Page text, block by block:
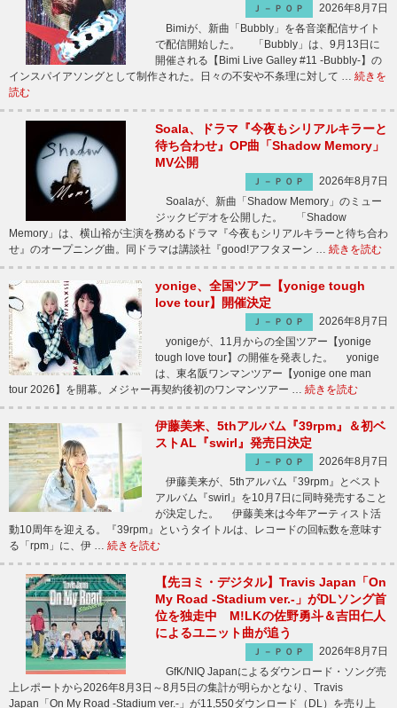
Ｊ－ＰＯＰ
2026年8月7日
Bimiが、新曲「Bubbly」を各音楽配信サイト
で配信開始した。 「Bubbly」は、9月13日に
開催される【Bimi Live Galley #11 -Bubbly-】の
インスパイアソングとして制作された。日々の不安や不条理に対して … 続きを
読む
Soala、ドラマ『今夜もシリアルキラーと
待ち合わせ』OP曲「Shadow Memory」
MV公開
Ｊ－ＰＯＰ
2026年8月7日
Soalaが、新曲「Shadow Memory」のミュー
ジックビデオを公開した。 「Shadow
Memory」は、横山裕が主演を務めるドラマ『今夜もシリアルキラーと待ち合わ
せ』のオープニング曲。同ドラマは講談社『good!アフタヌーン … 続きを読む
yonige、全国ツアー【yonige tough
love tour】開催決定
Ｊ－ＰＯＰ
2026年8月7日
yonigeが、11月からの全国ツアー【yonige
tough love tour】の開催を発表した。 yonige
は、東名阪ワンマンツアー【yonige one man
tour 2026】を開幕。メジャー再契約後初のワンマンツアー … 続きを読む
伊藤美来、5thアルバム『39rpm』＆初ベ
ストAL『swirl』発売日決定
Ｊ－ＰＯＰ
2026年8月7日
伊藤美来が、5thアルバム『39rpm』とベスト
アルバム『swirl』を10月7日に同時発売すること
が決定した。 伊藤美来は今年アーティスト活
動10周年を迎える。『39rpm』というタイトルは、レコードの回転数を意味す
る「rpm」に、伊 … 続きを読む
【先ヨミ・デジタル】Travis Japan「On
My Road -Stadium ver.-」がDLソング首
位を独走中 M!LKの佐野勇斗＆吉田仁人
によるユニット曲が追う
Ｊ－ＰＯＰ
2026年8月7日
GfK/NIQ Japanによるダウンロード・ソング売
上レポートから2026年8月3日～8月5日の集計が明らかとなり、Travis
Japan「On My Road -Stadium ver.-」が11,550ダウンロード（DL）を売り上